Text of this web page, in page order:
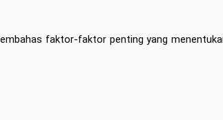
faktor-faktor penting yang